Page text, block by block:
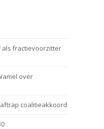
als fractievoorzitter
over
coalitieakkoord